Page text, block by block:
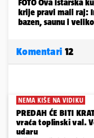
Komentari 12
NEMA KIŠE NA VIDIKU
PREDAH ĆE BITI
vraća toplinski val.
udaru